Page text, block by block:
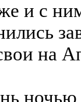
и с
на